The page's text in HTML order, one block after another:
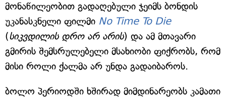
მონაწილეობით გადაღებული ჯეიმს ბონდის
უკანასკნელი ფილმი No Time To Die
(სიკვდილის დრო არ არის) და ამ მთავარი
გმირის შემსრულებელი მსახიობი ფიქრობს, რომ
მისი როლი ქალმა არ უნდა გადაიბაროს.
ბოლო პერიოდში ხშირად მიმდინარეობს კამათი